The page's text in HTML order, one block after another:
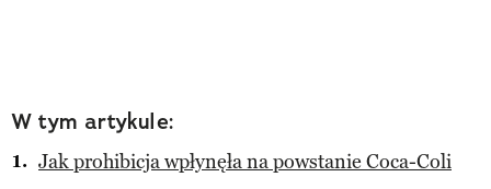
W tym artykule:
Jak prohibicja wpłynęła na powstanie Coca-Coli